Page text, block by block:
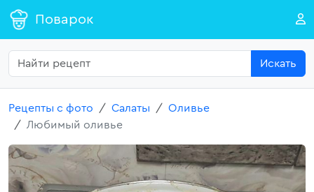
Поварок
Искать
Рецепты с фото Салаты
Оливье
Любимый оливье